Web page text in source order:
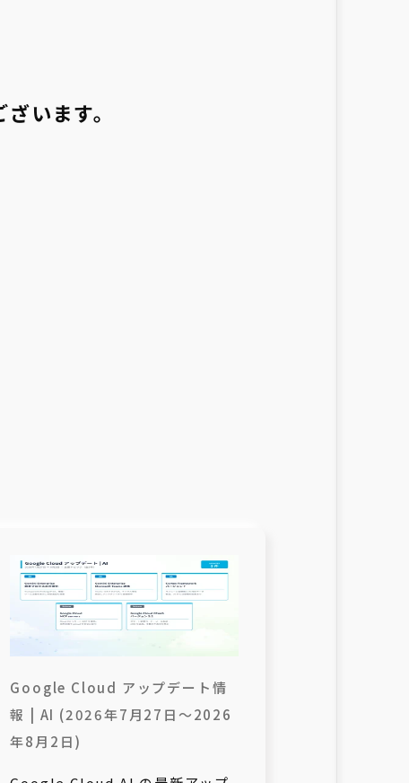
います。
Google Cloud アップデート情
報 | AI (2026年7月27日〜2026
年8月2日)